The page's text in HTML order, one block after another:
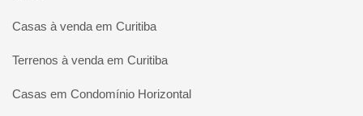
Casas à venda em Curitiba
Terrenos à venda em Curitiba
Casas em Condomínio Horizontal